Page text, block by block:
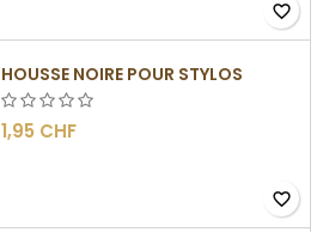
favorite_border
HOUSSE NOIRE POUR STYLOS
1,95 CHF
favorite_border